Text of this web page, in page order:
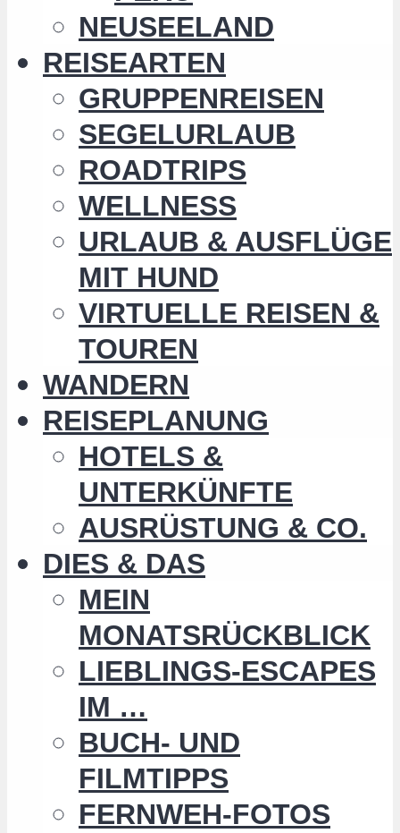
NEUSEELAND
REISEARTEN
GRUPPENREISEN
SEGELURLAUB
ROADTRIPS
WELLNESS
URLAUB & AUSFLÜGE
MIT HUND
VIRTUELLE REISEN &
TOUREN
WANDERN
REISEPLANUNG
HOTELS &
UNTERKÜNFTE
AUSRÜSTUNG & CO.
DIES & DAS
MEIN
MONATSRÜCKBLICK
LIEBLINGS-ESCAPES
IM …
BUCH- UND
FILMTIPPS
FERNWEH-FOTOS